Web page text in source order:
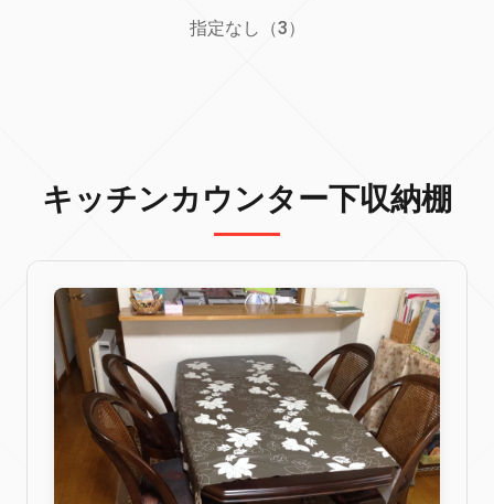
指定なし（3）
キッチンカウンター下収納棚